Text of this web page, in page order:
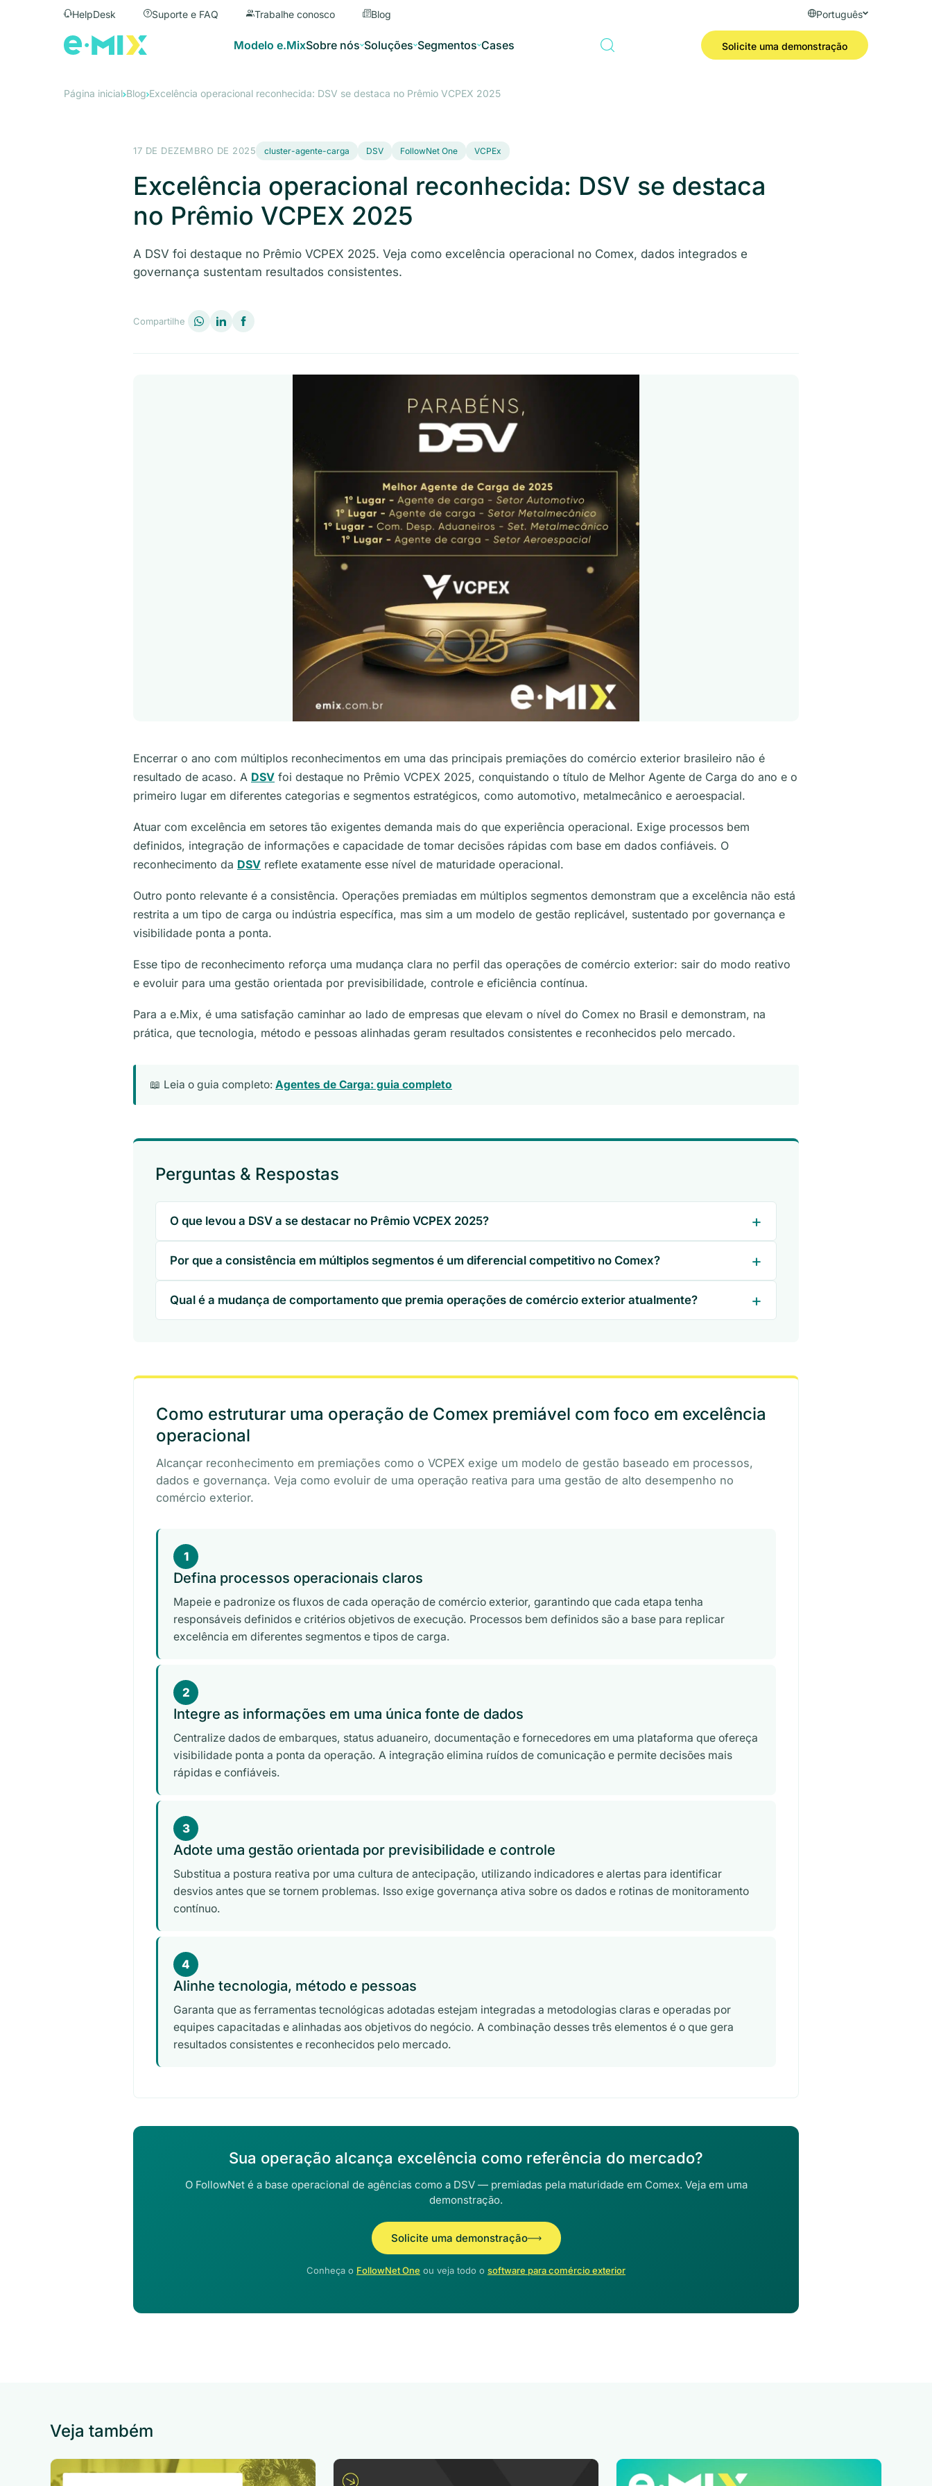
HelpDesk Suporte e FAQ Trabalhe conosco Blog Português
Modelo e.MixSobre nós Soluções Segmentos Cases Solicite uma demonstração
Página inicial Blog Excelência operacional reconhecida: DSV se destaca no Prêmio VCPEX 2025
17 DE DEZEMBRO DE 2025 cluster-agente-carga DSV FollowNet One VCPEx
Excelência operacional reconhecida: DSV se destaca
no Prêmio VCPEX 2025
A DSV foi destaque no Prêmio VCPEX 2025. Veja como excelência operacional no Comex, dados integrados e
governança sustentam resultados consistentes.
Compartilhe
Encerrar o ano com múltiplos reconhecimentos em uma das principais premiações do comércio exterior brasileiro não é
resultado de acaso. A DSV foi destaque no Prêmio VCPEX 2025, conquistando o título de Melhor Agente de Carga do ano e o
primeiro lugar em diferentes categorias e segmentos estratégicos, como automotivo, metalmecânico e aeroespacial.
Atuar com excelência em setores tão exigentes demanda mais do que experiência operacional. Exige processos bem
definidos, integração de informações e capacidade de tomar decisões rápidas com base em dados confiáveis. O
reconhecimento da DSV reflete exatamente esse nível de maturidade operacional.
Outro ponto relevante é a consistência. Operações premiadas em múltiplos segmentos demonstram que a excelência não está
restrita a um tipo de carga ou indústria específica, mas sim a um modelo de gestão replicável, sustentado por governança e
visibilidade ponta a ponta.
Esse tipo de reconhecimento reforça uma mudança clara no perfil das operações de comércio exterior: sair do modo reativo
e evoluir para uma gestão orientada por previsibilidade, controle e eficiência contínua.
Para a e.Mix, é uma satisfação caminhar ao lado de empresas que elevam o nível do Comex no Brasil e demonstram, na
prática, que tecnologia, método e pessoas alinhadas geram resultados consistentes e reconhecidos pelo mercado.
📖 Leia o guia completo: Agentes de Carga: guia completo
Perguntas & Respostas
O que levou a DSV a se destacar no Prêmio VCPEX 2025?
Por que a consistência em múltiplos segmentos é um diferencial competitivo no Comex?
Qual é a mudança de comportamento que premia operações de comércio exterior atualmente?
Como estruturar uma operação de Comex premiável com foco em excelência
operacional
Alcançar reconhecimento em premiações como o VCPEX exige um modelo de gestão baseado em processos,
dados e governança. Veja como evoluir de uma operação reativa para uma gestão de alto desempenho no
comércio exterior.
1
Defina processos operacionais claros
Mapeie e padronize os fluxos de cada operação de comércio exterior, garantindo que cada etapa tenha
responsáveis definidos e critérios objetivos de execução. Processos bem definidos são a base para replicar
excelência em diferentes segmentos e tipos de carga.
2
Integre as informações em uma única fonte de dados
Centralize dados de embarques, status aduaneiro, documentação e fornecedores em uma plataforma que ofereça
visibilidade ponta a ponta da operação. A integração elimina ruídos de comunicação e permite decisões mais
rápidas e confiáveis.
3
Adote uma gestão orientada por previsibilidade e controle
Substitua a postura reativa por uma cultura de antecipação, utilizando indicadores e alertas para identificar
desvios antes que se tornem problemas. Isso exige governança ativa sobre os dados e rotinas de monitoramento
contínuo.
4
Alinhe tecnologia, método e pessoas
Garanta que as ferramentas tecnológicas adotadas estejam integradas a metodologias claras e operadas por
equipes capacitadas e alinhadas aos objetivos do negócio. A combinação desses três elementos é o que gera
resultados consistentes e reconhecidos pelo mercado.
Sua operação alcança excelência como referência do mercado?
O FollowNet é a base operacional de agências como a DSV — premiadas pela maturidade em Comex. Veja em uma
demonstração.
Solicite uma demonstração
Conheça o FollowNet One ou veja todo o software para comércio exterior
Veja também